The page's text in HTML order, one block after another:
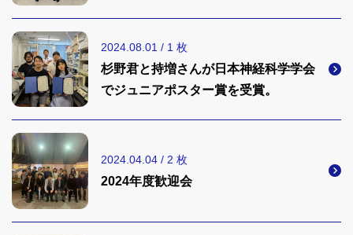
2024.08.01 / 1 枚
杉野君と持増さんが日本神経科学学会
でジュニアポスター賞を受賞。
2024.04.04 / 2 枚
2024年度歓迎会